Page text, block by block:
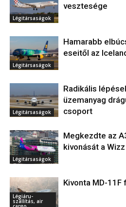
Légitársaságok
vesztesége
Légitársaságok
Hamarabb
eseitől az
Légitársaságok
Radikális
üzemanyag
csoport
Légitársaságok
Megkezdte az
kivonását a
Légiáru-
szállítás, air
Kivonta MD-11F